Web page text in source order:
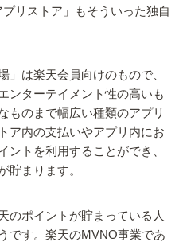
リストア」もそういった独自
」は楽天会員向けのもので、
ンターテイメント性の高いも
ものまで幅広い種類のアプリ
ア内の支払いやアプリ内にお
ントを利用することができ、
貯まります。
のポイントが貯まっている人
です。楽天のMVNO事業であ